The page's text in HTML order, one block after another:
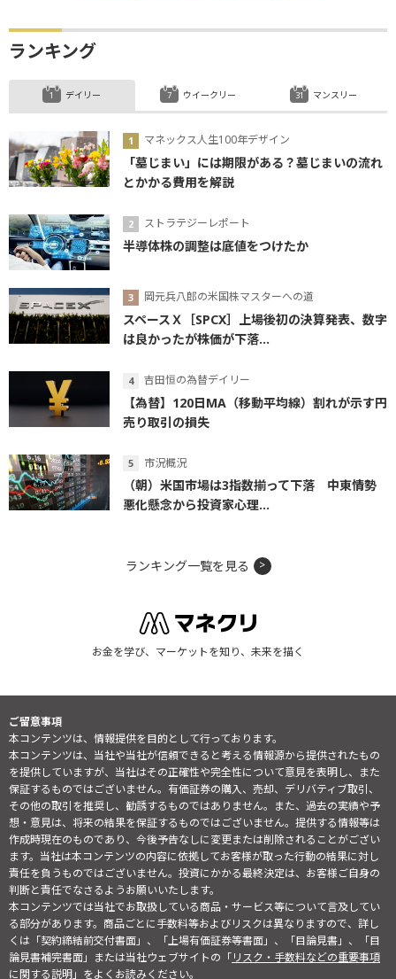
ランキング
デイリー
マネックス人生100年デザイン
「墓じまい」には期限がある？墓じまいの流れ
とかかる費用を解説
ストラテジーレポート
半導体株の調整は底値をつけたか
岡元兵八郎の米国株マスターへの道
スペースＸ［SPCX］上場後初の決算発表、数字
は良かったが株価が下落...
吉田恒の為替デイリー
【為替】120日MA（移動平均線）割れが示す円
売り取引の損失
市況概況
（朝）米国市場は3指数揃って下落 中東情勢
悪化懸念から投資家心理...
ウイークリー マンスリー
ランキング一覧を見る
お金を学び、マーケットを知り、未来を描く
ご留意事項
本コンテンツは、情報提供を目的として行っております。
本コンテンツは、当社や当社が信頼できると考える情報源から提供されたもの
を提供していますが、当社はその正確性や完全性について意見を表明し、また
保証するものではございません。有価証券の購入、売却、デリバティブ取引、
その他の取引を推奨し、勧誘するものではありません。また、過去の実績や予
想・意見は、将来の結果を保証するものではございません。提供する情報等は
作成時現在のものであり、今後予告なしに変更または削除されることがござい
ます。当社は本コンテンツの内容に依拠してお客様が取った行動の結果に対し
責任を負うものではございません。投資にかかる最終決定は、お客様ご自身の
判断と責任でなさるようお願いいたします。
本コンテンツでは当社でお取扱している商品・サービス等について言及してい
る部分があります。商品ごとに手数料等およびリスクは異なりますので、詳し
くは「契約締結前交付書面」、「上場有価証券等書面」、「目論見書」、「目
論見書補完書面」または当社ウェブサイトの「リスク・手数料などの重要事項
に関する説明」をよくお読みください。